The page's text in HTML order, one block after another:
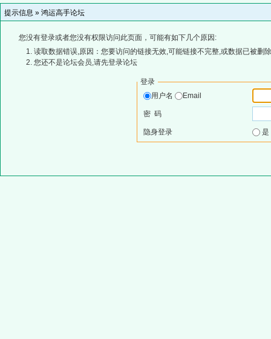
提示信息 » 鸿运高手论坛
您没有登录或者您没有权限访问此页面，可能有如下几个原因:
读取数据错误,原因：您要访问的链接无效,可能链接不完整,或数据已被删
您还不是论坛会员,请先登录论坛
登录
用户名
Email
密 码
隐身登录